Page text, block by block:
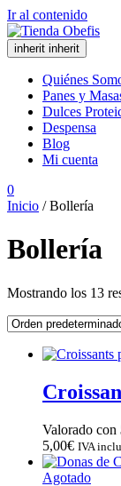
Ir al contenido
inherit inherit
Quiénes
Panes y
Dulces
Despensa
Blog
Mi cuenta
0
Inicio / Bollería
Bollería
Mostrando los 13
Valorado con
5,00€ IVA
Agotado